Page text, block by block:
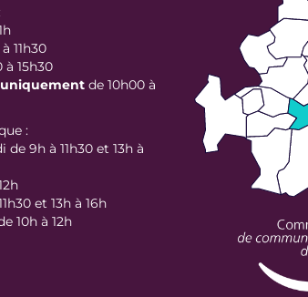
11h30
à 15h30
de 10h00 à
:
de 9h à 11h30 et 13h à
et 13h à 16h
10h à 12h